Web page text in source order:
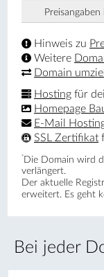
Bei jeder
Hinweis zu
Weitere
Domain
Hosting für
Homepage
E-Mail
SSL Zertifikat
* Die Domain wird
verlängert.
Der aktuelle
erweitert. Es geht